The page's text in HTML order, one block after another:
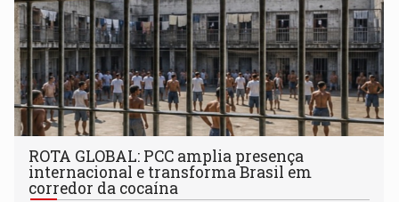
ROTA GLOBAL: PCC amplia presença
internacional e transforma Brasil em
corredor da cocaína